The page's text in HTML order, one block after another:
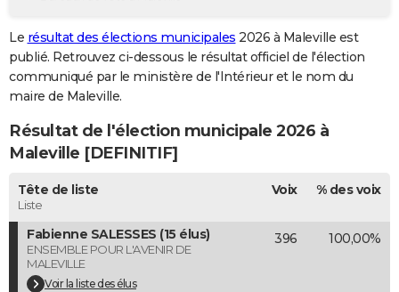
GUIDES D'ACHAT
BONS PLANS
CARTE DE VOEUX
Carte de Noël
Carte Bonne année
Carte Saint-Valentin
Carte Pâques
Carte d'anniversaire
DICTIONNAIRE
Dictionnaire
Biographies
Citations
Expressions
Proverbes
PROGRAMME TV
COPAINS D'AVANT
S'inscrire
Se connecter
Lycées
Collèges
Primaires
Universités
Entreprises
Service militaire
Avis de recherche
AVIS DE DÉCÈS
Le résultat des élections municipales 2026 à Maleville est
publié. Retrouvez ci-dessous le résultat officiel de l'élection
communiqué par le ministère de l'Intérieur et le nom du
maire de Maleville.
Résultat de l'élection municipale 2026 à
Maleville [DEFINITIF]
Tête de liste
Liste
Voix % des voix
Fabienne SALESSES (15 élus)
ENSEMBLE POUR L'AVENIR DE
MALEVILLE
Voir la liste des élus
396 100,00%